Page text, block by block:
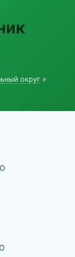
округ »